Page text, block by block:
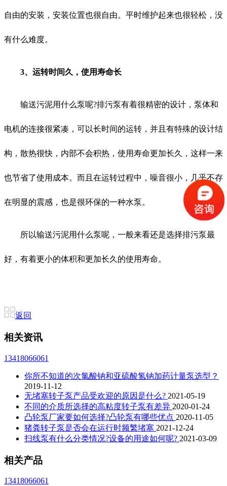
自由的安装，安装位置也很自由。平时维护起来也很轻松，没
有什么难度。
3、运转时间久，使用寿命长
输送污泥用什么泵呢?排污泵有着很精密的设计，泵体和
电机的连接很紧凑，可以长时间的运转，并且有特殊的设计结
构，散热很快，内部不会积热，使用寿命更加长久，这样一来
也节省了使用成本。而且在运转过程中，噪音很小，几乎不存
在明显的震感，也是很环保的一种水泵。
所以输送污泥用什么泵呢，一般来看还是选择排污泵最
好，有着更小的体积和更加长久的使用寿命。
返回
相关资讯
13418066061
你所不知道的次氯酸钠和亚硫酸氢钠加药计量泵选型？
2019-11-12
无堵塞转子泵产品受欢迎的原因是什么? 2021-05-19
不同的介质所选择的高粘度转子泵有差异 2020-01-24
凸轮泵厂家要如何选择?凸轮泵有哪些优点 2020-11-05
猪粪转子泵是否会在运行时频繁堵塞 2021-12-24
扫线泵有什么分类情况?设备的用途如何呢? 2021-03-09
相关产品
13418066061